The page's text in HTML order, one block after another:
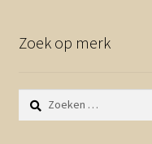
Zoek op merk
Zoeken
naar: